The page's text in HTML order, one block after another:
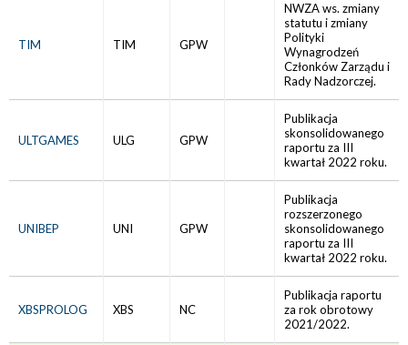
TIM TIM GPW
NWZA ws. zmiany
statutu i zmiany
Polityki
Wynagrodzeń
Członków Zarządu i
Rady Nadzorczej.
ULTGAMES ULG GPW
Publikacja
skonsolidowanego
raportu za III
kwartał 2022 roku.
UNIBEP UNI GPW
Publikacja
rozszerzonego
skonsolidowanego
raportu za III
kwartał 2022 roku.
XBSPROLOG XBS NC
Publikacja raportu
za rok obrotowy
2021/2022.